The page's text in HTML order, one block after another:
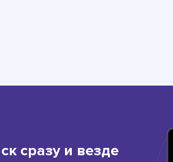
сразу и везде